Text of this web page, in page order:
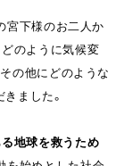
宮下様のお二人か
どのように気候変
の他にどのような
ました。
る地球を救うため